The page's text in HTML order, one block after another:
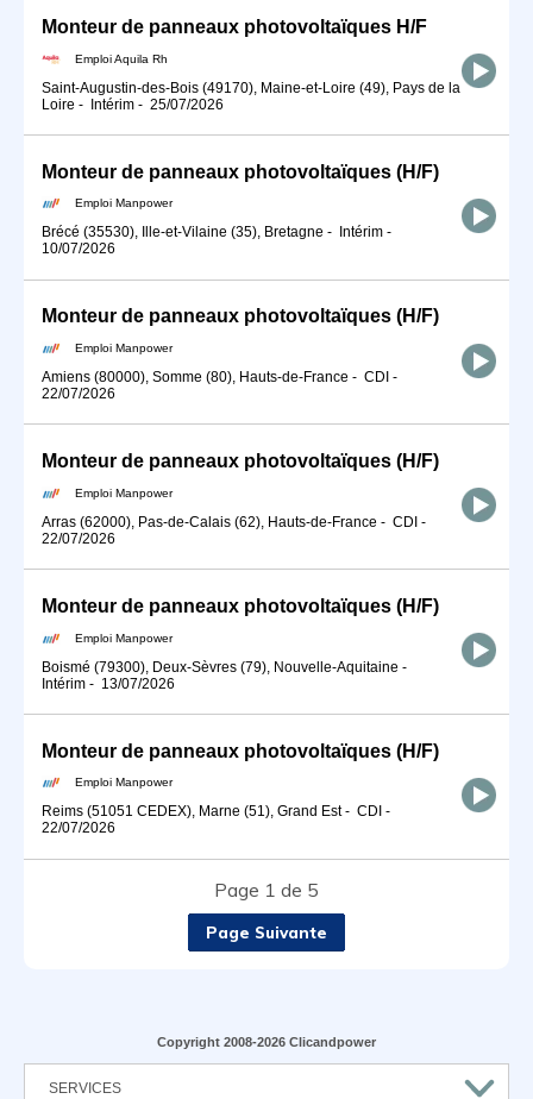
Monteur de panneaux photovoltaïques H/F
Emploi Aquila Rh
Saint-Augustin-des-Bois (49170), Maine-et-Loire (49), Pays de la
Loire - Intérim - 25/07/2026
Monteur de panneaux photovoltaïques (H/F)
Emploi Manpower
Brécé (35530), Ille-et-Vilaine (35), Bretagne - Intérim -
10/07/2026
Monteur de panneaux photovoltaïques (H/F)
Emploi Manpower
Amiens (80000), Somme (80), Hauts-de-France - CDI -
22/07/2026
Monteur de panneaux photovoltaïques (H/F)
Emploi Manpower
Arras (62000), Pas-de-Calais (62), Hauts-de-France - CDI -
22/07/2026
Monteur de panneaux photovoltaïques (H/F)
Emploi Manpower
Boismé (79300), Deux-Sèvres (79), Nouvelle-Aquitaine -
Intérim - 13/07/2026
Monteur de panneaux photovoltaïques (H/F)
Emploi Manpower
Reims (51051 CEDEX), Marne (51), Grand Est- CDI -
22/07/2026
Page 1 de 5
Page Suivante
Copyright 2008-2026 Clicandpower
SERVICES